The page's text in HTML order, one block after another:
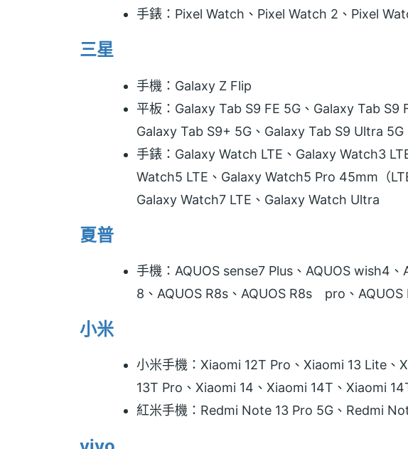
手錶：Pixel Watch、Pixel Watch 2、Pixel
三星
手機：Galaxy Z Flip
平板：Galaxy Tab S9 FE 5G、Galaxy Tab S9
Galaxy Tab S9+ 5G、Galaxy Tab S9 Ultra 5G
手錶：Galaxy Watch LTE、Galaxy Watch3
Watch5 LTE、Galaxy Watch5 Pro 45mm（
Galaxy Watch7 LTE、Galaxy Watch Ultra
夏普
手機：AQUOS sense7 Plus、AQUOS wish4
8、AQUOS R8s、AQUOS R8s pro、AQUOS
小米
小米手機：Xiaomi 12T Pro、Xiaomi 13 Lite、
13T Pro、Xiaomi 14、Xiaomi 14T、Xiaomi
紅米手機：Redmi Note 13 Pro 5G、Redmi